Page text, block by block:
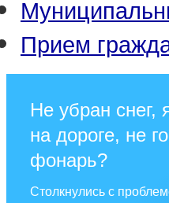
Прием
Не убран снег,
на дороге, не
фонарь?
Столкнулись с